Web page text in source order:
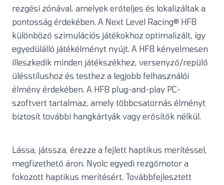
rezgési zónával, amelyek erőteljes és lokalizáltak a
pontosság érdekében. A Next Level Racing® HF8
különböző szimulációs játékokhoz optimalizált, így
egyedülálló játékélményt nyújt. A HF8 kényelmesen
illeszkedik minden játékszékhez, versenyző/repülő
ülésstílushoz és testhez a legjobb felhasználói
élmény érdekében. A HF8 plug-and-play PC-
szoftvert tartalmaz, amely többcsatornás élményt
biztosít további hangkártyák vagy erősítők nélkül.
Lássa, játssza, érezze a fejlett haptikus merítéssel,
megfizethető áron. Nyolc egyedi rezgőmotor a
fokozott haptikus merítésért. Továbbfejlesztett